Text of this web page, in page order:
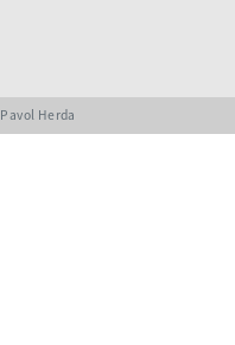
Pavol Herda